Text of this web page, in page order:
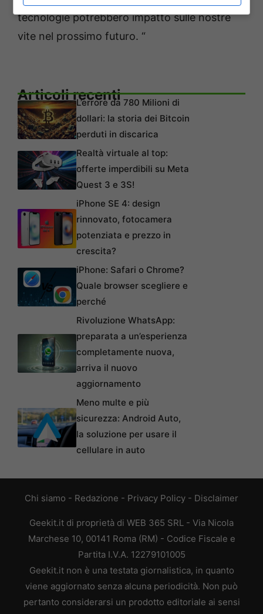
tecnologie potrebbero impatto sulle nostre
vite nel prossimo futuro. “
Articoli recentiL’errore da 780 Milioni di
dollari: la storia dei Bitcoin
perduti in discarica
Realtà virtuale al top:
offerte imperdibili su Meta
Quest 3 e 3S!
iPhone SE 4: design
rinnovato, fotocamera
potenziata e prezzo in
crescita?
iPhone: Safari o Chrome?
Quale browser scegliere e
perché
Rivoluzione WhatsApp:
preparata a un’esperienza
completamente nuova,
arriva il nuovo
aggiornamento
Meno multe e più
sicurezza: Android Auto,
la soluzione per usare il
cellulare in auto
Chi siamo - Redazione - Privacy Policy - Disclaimer
Geekit.it di proprietà di WEB 365 SRL - Via Nicola
Marchese 10, 00141 Roma (RM) - Codice Fiscale e
Partita I.V.A. 12279101005
Geekit.it non è una testata giornalistica, in quanto
viene aggiornato senza alcuna periodicità. Non può
pertanto considerarsi un prodotto editoriale ai sensi